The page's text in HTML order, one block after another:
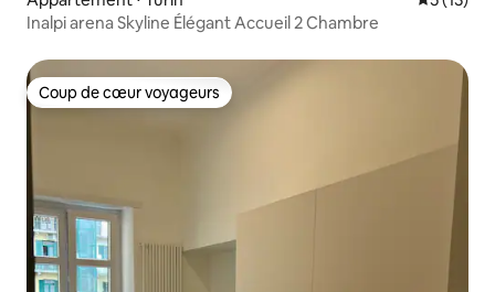
Inalpi arena Skyline Élégant Accueil 2 Chambre
Coup de cœur voyageurs
Coup de cœur voyageurs